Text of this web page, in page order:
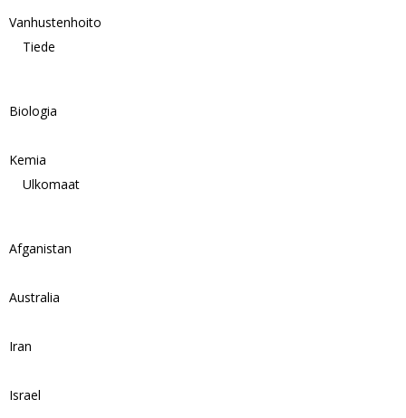
Vanhustenhoito
Tiede
Biologia
Kemia
Ulkomaat
Afganistan
Australia
Iran
Israel